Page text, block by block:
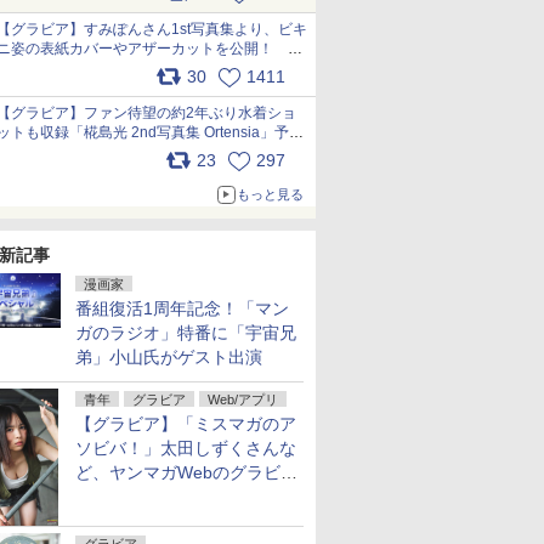
グラビア】すみぽんさん1st写真集より、ビキ
姿の表紙カバーやアザーカットを公開！ タ
トルは「offcourt（オフコート）」に決定
30 1411
グラビア】ファン待望の約2年ぶり水着ショ
トも収録「椛島光 2nd写真集 Ortensia」予約
23 297
もっと見る
記事
漫画家
番組復活1周年記念！「マン
ガのラジオ」特番に「宇宙兄
弟」小山氏がゲスト出演
青年 グラビア Web/アプリ
【グラビア】「ミスマガのア
ソビバ！」太田しずくさんな
ど、ヤンマガWebのグラビア